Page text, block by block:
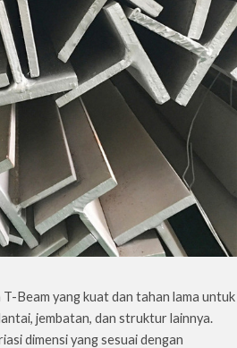
T-Beam yang kuat dan tahan lama untuk
jembatan, dan struktur lainnya.
dimensi yang sesuai dengan